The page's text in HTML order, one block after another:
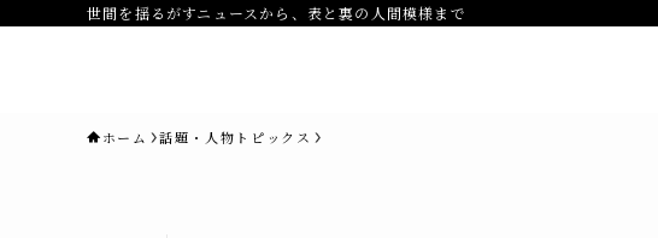
世間を揺るがすニュースから、表と裏の人間模様まで
ホーム 話題・人物トピックス